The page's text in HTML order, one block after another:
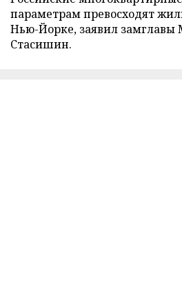
параметрам превосходят
Нью-Йорке, заявил замглавы
Стасишин.